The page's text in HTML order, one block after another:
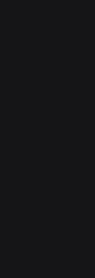
van
naar een
duidelijke
een
Ik zou
Ik